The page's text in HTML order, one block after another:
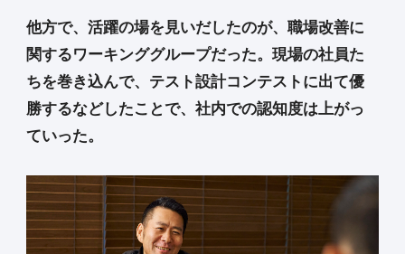
他方で、活躍の場を見いだしたのが、職場改善に
関するワーキンググループだった。現場の社員た
ちを巻き込んで、テスト設計コンテストに出て優
勝するなどしたことで、社内での認知度は上がっ
ていった。